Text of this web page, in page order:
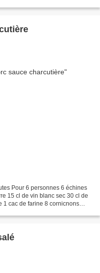
Pour 6 personnes 6 échines
15 cl de vin blanc sec 30 cl de
1 cac de farine 8 cornicnons